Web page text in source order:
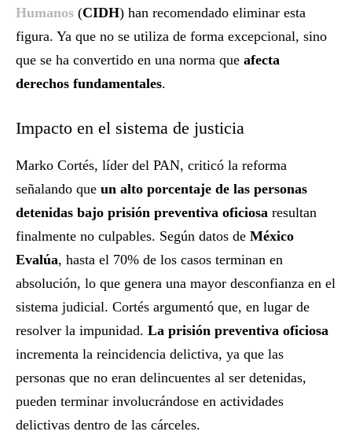
Humanos (CIDH) han recomendado eliminar esta
figura. Ya que no se utiliza de forma excepcional, sino
que se ha convertido en una norma que afecta
derechos fundamentales.
Impacto en el sistema de justicia
Marko Cortés, líder del PAN, criticó la reforma
señalando que un alto porcentaje de las personas
detenidas bajo prisión preventiva oficiosa resultan
finalmente no culpables. Según datos de México
Evalúa, hasta el 70% de los casos terminan en
absolución, lo que genera una mayor desconfianza en el
sistema judicial. Cortés argumentó que, en lugar de
resolver la impunidad. La prisión preventiva oficiosa
incrementa la reincidencia delictiva, ya que las
personas que no eran delincuentes al ser detenidas,
pueden terminar involucrándose en actividades
delictivas dentro de las cárceles.